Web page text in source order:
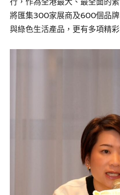
將匯集300家展商及600個品
與綠色生活產品，更有多項精